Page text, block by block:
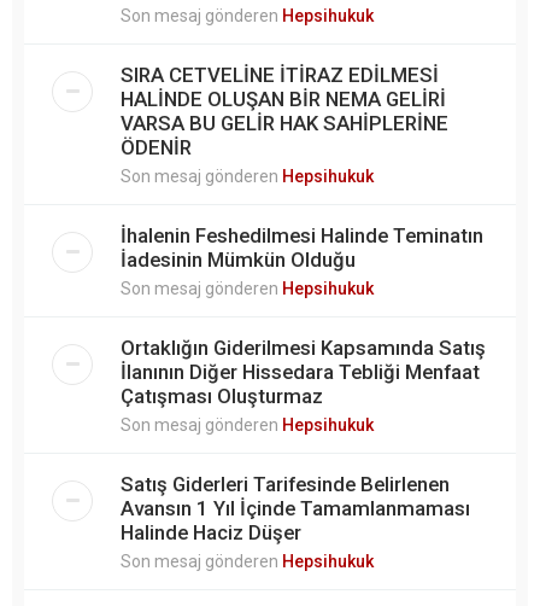
Son mesaj gönderen Hepsihukuk
SIRA CETVELİNE İTİRAZ EDİLMESİ
HALİNDE OLUŞAN BİR NEMA GELİRİ
VARSA BU GELİR HAK SAHİPLERİNE
ÖDENİR
Son mesaj gönderen Hepsihukuk
İhalenin Feshedilmesi Halinde Teminatın
İadesinin Mümkün Olduğu
Son mesaj gönderen Hepsihukuk
Ortaklığın Giderilmesi Kapsamında Satış
İlanının Diğer Hissedara Tebliği Menfaat
Çatışması Oluşturmaz
Son mesaj gönderen Hepsihukuk
Satış Giderleri Tarifesinde Belirlenen
Avansın 1 Yıl İçinde Tamamlanmaması
Halinde Haciz Düşer
Son mesaj gönderen Hepsihukuk